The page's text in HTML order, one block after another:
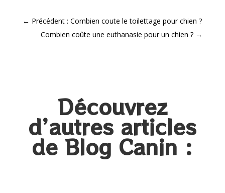
← Précédent : Combien coute le toilettage pour chien ?
Combien coûte une euthanasie pour un chien​ ? →
Découvrez
d’autres articles
de Blog Canin :